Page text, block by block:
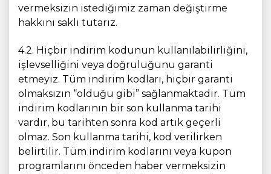
vermeksizin istediğimiz zaman değiştirme
hakkını saklı tutarız.
4.2. Hiçbir indirim kodunun kullanılabilirliğini,
işlevselliğini veya doğruluğunu garanti
etmeyiz. Tüm indirim kodları, hiçbir garanti
olmaksızın “olduğu gibi” sağlanmaktadır. Tüm
indirim kodlarının bir son kullanma tarihi
vardır, bu tarihten sonra kod artık geçerli
olmaz. Son kullanma tarihi, kod verilirken
belirtilir. Tüm indirim kodlarını veya kupon
programlarını önceden haber vermeksizin